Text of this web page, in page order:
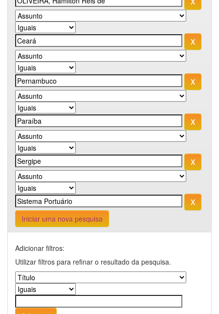
Iniciar uma nova pesquisa
Adicionar filtros:
Utilizar filtros para refinar o resultado da pesquisa.